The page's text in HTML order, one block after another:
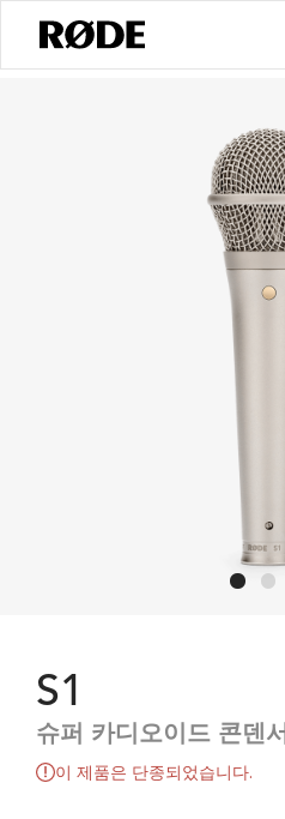
S1
슈퍼 카디오이드 콘덴서
이 제품은 단종되었습니다.